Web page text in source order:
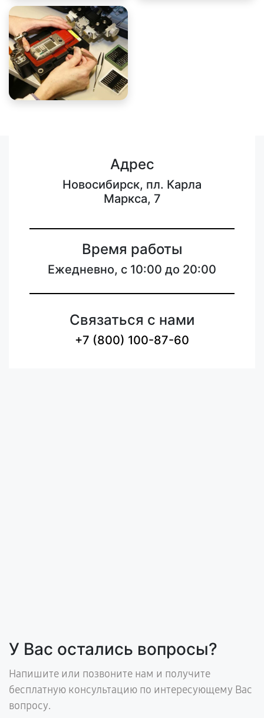
Адрес
Новосибирск, пл. Карла
Маркса, 7
Время работы
Ежедневно, с 10:00 до 20:00
Связаться с нами
+7 (800) 100-87-60
У Вас остались вопросы?
Напишите или позвоните нам и получите
бесплатную консультацию по интересующему Вас
вопросу.